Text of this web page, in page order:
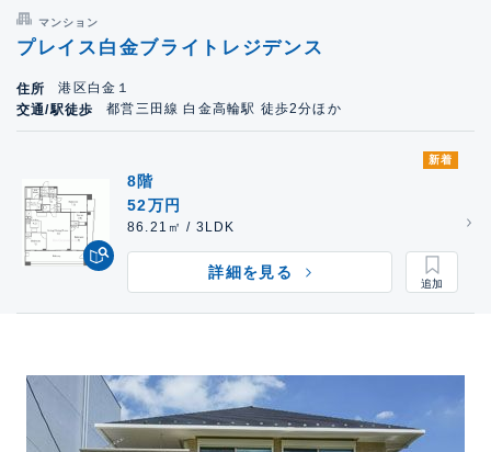
マンション
プレイス白金ブライトレジデンス
住所
港区白金１
交通/駅徒歩
都営三田線 白金高輪駅 徒歩2分ほか
新着
8階
52万円
86.21㎡ / 3LDK
詳細を見る